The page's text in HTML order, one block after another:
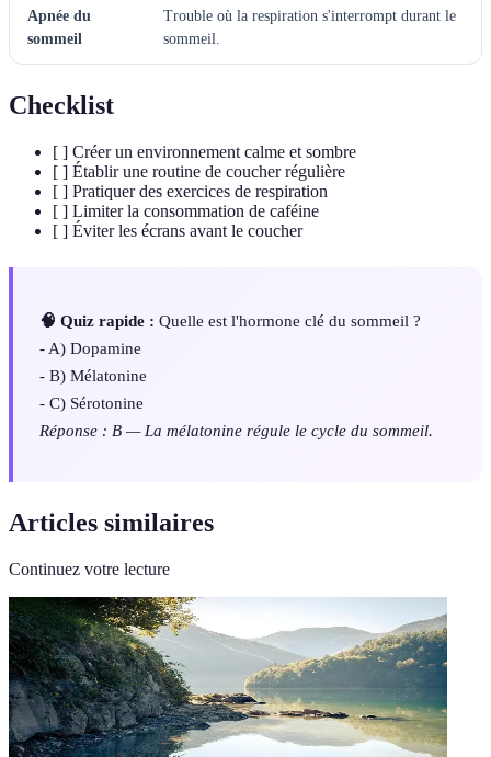
Apnée du
sommeil
Trouble où la respiration s'interrompt durant le
sommeil.
Checklist
[ ] Créer un environnement calme et sombre
[ ] Établir une routine de coucher régulière
[ ] Pratiquer des exercices de respiration
[ ] Limiter la consommation de caféine
[ ] Éviter les écrans avant le coucher
🧠 Quiz rapide : Quelle est l'hormone clé du sommeil ?
- A) Dopamine
- B) Mélatonine
- C) Sérotonine
Réponse : B — La mélatonine régule le cycle du sommeil.
Articles similaires
Continuez votre lecture